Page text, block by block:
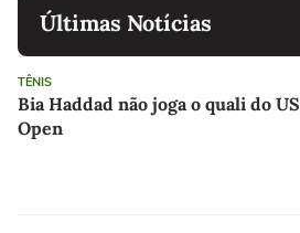
Últimas Notícias
TÊNIS
Bia Haddad não joga o quali do US
Open